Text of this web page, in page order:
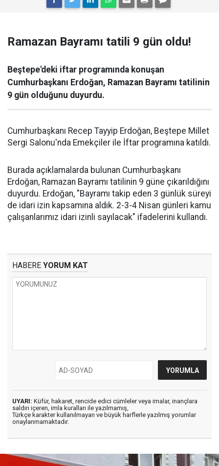
Ramazan Bayramı tatili 9 gün oldu!
Beştepe'deki iftar programında konuşan
Cumhurbaşkanı Erdoğan, Ramazan Bayramı tatilinin
9 gün olduğunu duyurdu.
Cumhurbaşkanı Recep Tayyip Erdoğan, Beştepe Millet
Sergi Salonu'nda Emekçiler ile İftar programına katıldı.
Burada açıklamalarda bulunan Cumhurbaşkanı
Erdoğan, Ramazan Bayramı tatilinin 9 güne çıkarıldığını
duyurdu. Erdoğan, "Bayramı takip eden 3 günlük süreyi
de idari izin kapsamına aldık. 2-3-4 Nisan günleri kamu
çalışanlarımız idari izinli sayılacak" ifadelerini kullandı.
HABERE YORUM KAT
UYARI: Küfür, hakaret, rencide edici cümleler veya imalar, inançlara
saldırı içeren, imla kuralları ile yazılmamış,
Türkçe karakter kullanılmayan ve büyük harflerle yazılmış yorumlar
onaylanmamaktadır.